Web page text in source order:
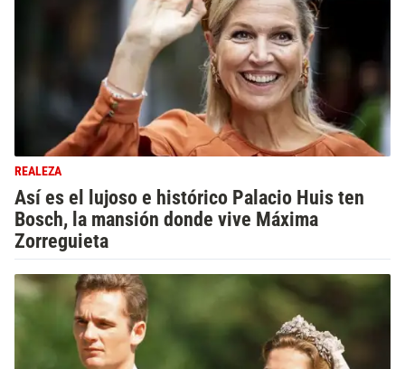
REALEZA
Así es el lujoso e histórico Palacio Huis ten
Bosch, la mansión donde vive Máxima
Zorreguieta